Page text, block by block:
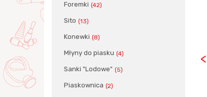
Foremki (42)
Sito (13)
Konewki (8)
Młyny do piasku (4)
Sanki "Lodowe" (5)
Piaskownica (2)